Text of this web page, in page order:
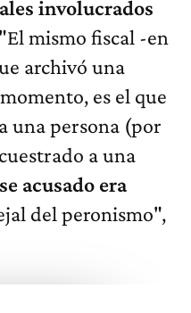
involucrados
mismo fiscal -en
archivó una
es el que
una persona (por
a una
acusado era
del peronismo",